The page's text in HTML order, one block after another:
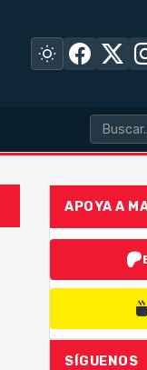
APOYA A
SÍGUENOS